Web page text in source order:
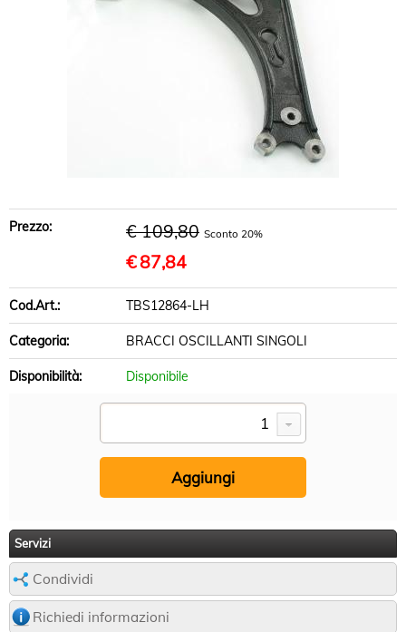
Prezzo: € 109,80 Sconto 20%
€87,84
Cod.Art.: TBS12864-LH
Categoria: BRACCI OSCILLANTI SINGOLI
Disponibilità: Disponibile
Servizi
Condividi
Richiedi informazioni